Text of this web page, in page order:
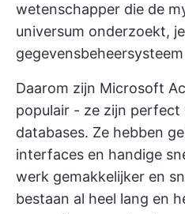
wetenschapper die de
universum onderzoekt,
Daarom zijn Microsoft
populair - ze zijn
databases. Ze hebben
interfaces en handige
werk gemakkelijker en
bestaan al heel lang en